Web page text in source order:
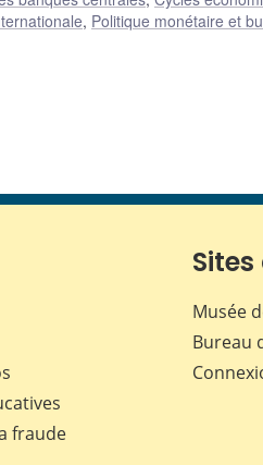
, Politique monétaire et
fraude
Musée
Bureau